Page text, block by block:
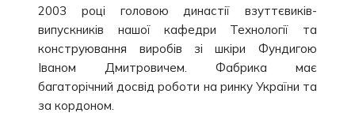
2003 році головою династії взуттєвиків-
випускників нашої кафедри Технології та
конструювання виробів зі шкіри Фундигою
Іваном Дмитровичем. Фабрика має
багаторічний досвід роботи на ринку України та
за кордоном.